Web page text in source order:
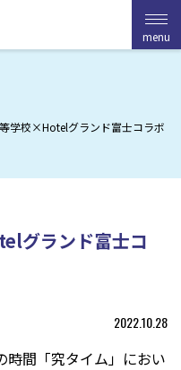
学校×Hotelグランド富士コラボ
グランド富士コ
2022.10.28
時間「究タイム」におい
menu
menu